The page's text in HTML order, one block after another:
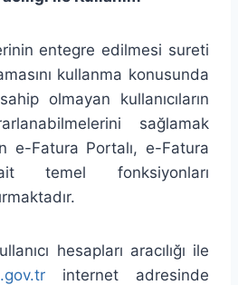
entegre edilmesi sureti
kullanma konusunda
olmayan kullanıcıların
sağlamak
e-Fatura Portalı, e-Fatura
temel fonksiyonları
hesapları aracılığı ile
internet adresinde